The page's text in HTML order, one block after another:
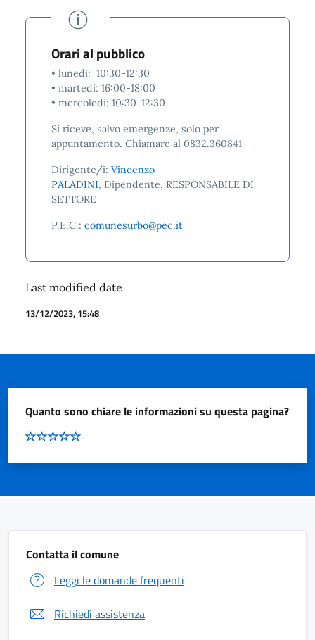
Orari al pubblico
• lunedì: 10:30-12:30
• martedì: 16:00-18:00
• mercoledì: 10:30-12:30
Si riceve, salvo emergenze, solo per
appuntamento. Chiamare al 0832.360841
Dirigente/i: Vincenzo
PALADINI, Dipendente, RESPONSABILE DI
SETTORE
P.E.C.: comunesurbo@pec.it
Last modified date
13/12/2023, 15:48
Quanto sono chiare le informazioni su questa pagina?
Contatta il comune
Leggi le domande frequenti
Richiedi assistenza